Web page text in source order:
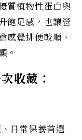
質植物性蛋白與
飽足感，也讓營
感覺排便較順、
。
收藏：
日常保養首選